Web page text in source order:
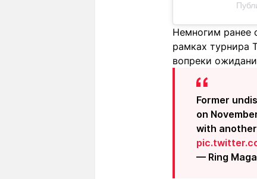
Немногим ранее
рамках турнира
вопреки
Former
on
with
— Ring